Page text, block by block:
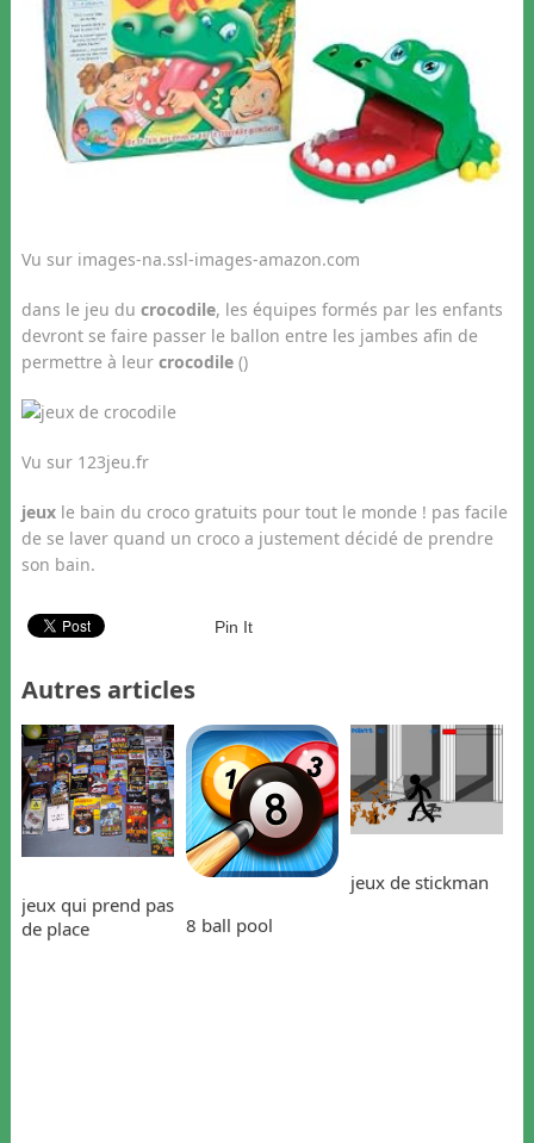
Vu sur images-na.ssl-images-amazon.com
dans le jeu du crocodile, les équipes formés par les enfants
devront se faire passer le ballon entre les jambes afin de
permettre à leur crocodile()
Vu sur 123jeu.fr
jeuxle bain du croco gratuits pour tout le monde ! pas facile
de se laver quand un croco a justement décidé de prendre
son bain.
Pin It
Autres articles
jeux qui prend pas
de place
8 ball pool
jeux de stickman